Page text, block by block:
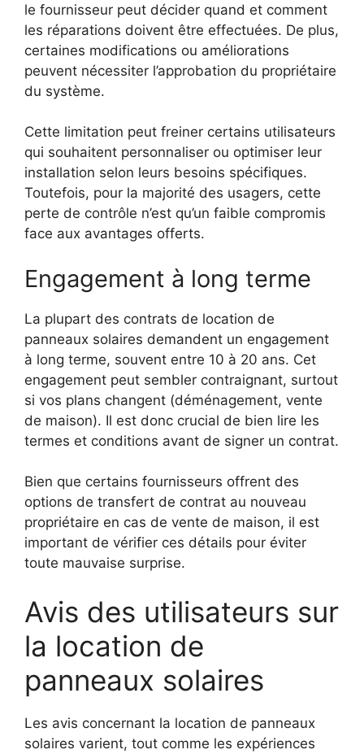
le fournisseur peut décider quand et comment
les réparations doivent être effectuées. De plus,
certaines modifications ou améliorations
peuvent nécessiter l’approbation du propriétaire
du système.
Cette limitation peut freiner certains utilisateurs
qui souhaitent personnaliser ou optimiser leur
installation selon leurs besoins spécifiques.
Toutefois, pour la majorité des usagers, cette
perte de contrôle n’est qu’un faible compromis
face aux avantages offerts.
Engagement à long terme
La plupart des contrats de location de
panneaux solaires demandent un engagement
à long terme, souvent entre 10 à 20 ans. Cet
engagement peut sembler contraignant, surtout
si vos plans changent (déménagement, vente
de maison). Il est donc crucial de bien lire les
termes et conditions avant de signer un contrat.
Bien que certains fournisseurs offrent des
options de transfert de contrat au nouveau
propriétaire en cas de vente de maison, il est
important de vérifier ces détails pour éviter
toute mauvaise surprise.
Avis des utilisateurs sur
la location de
panneaux solaires
Les avis concernant la location de panneaux
solaires varient, tout comme les expériences